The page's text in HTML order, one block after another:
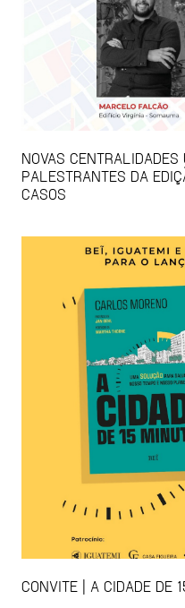
NOVAS
PALESTRANTES DA
CASOS
CONVITE | A CIDADE DE